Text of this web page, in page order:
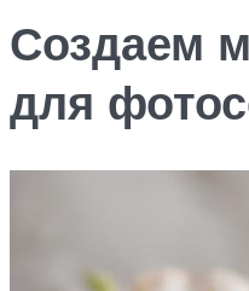
Создаем
для